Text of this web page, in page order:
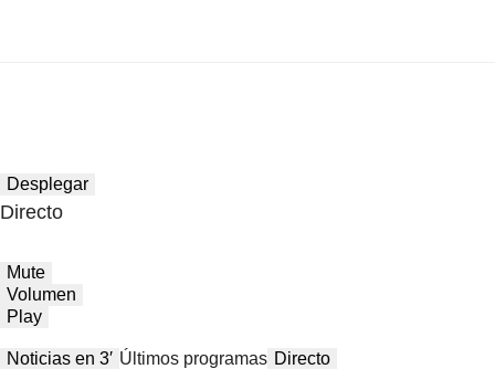
Desplegar
Directo
Mute
Volumen
Play
Noticias en 3′ Últimos programas Directo